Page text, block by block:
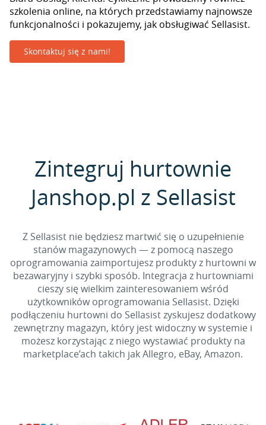
szkolenia online, na których przedstawiamy najnowsze
funkcjonalności i pokazujemy, jak obsługiwać Sellasist.
Skontaktuj się z nami!
Zintegruj hurtownie
Janshop.pl z Sellasist
Z Sellasist nie będziesz martwić się o uzupełnienie
stanów magazynowych — z pomocą naszego
oprogramowania zaimportujesz produkty z hurtowni w
bezawaryjny i szybki sposób. Integracja z hurtowniami
cieszy się wielkim zainteresowaniem wśród
użytkowników oprogramowania Sellasist. Dzięki
podłączeniu hurtowni do Sellasist zyskujesz dodatkowy
zewnętrzny magazyn, który jest widoczny w systemie i
możesz korzystając z niego wystawiać produkty na
marketplace’ach takich jak Allegro, eBay, Amazon.